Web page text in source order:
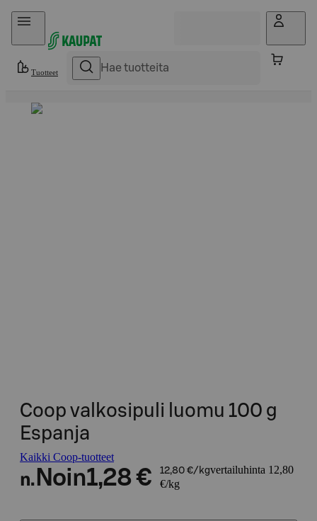
Hyppää sisältöön
Tuotteet
Coop valkosipuli luomu 100 g
Espanja
Kaikki Coop-tuotteet
n. Noin1,28 € 12,80 €/kgvertailuhinta 12,80
€/kg